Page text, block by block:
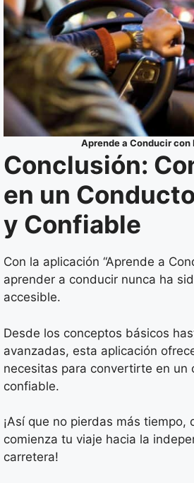
Aprende a Conducir con
Conclusión:
en un
y Confiable
Con la aplicación “Aprende a
aprender a conducir nunca ha
accesible.
Desde los conceptos básicos
avanzadas, esta aplicación
necesitas para convertirte en un
confiable.
¡Así que no pierdas más tiempo,
comienza tu viaje hacia la
carretera!